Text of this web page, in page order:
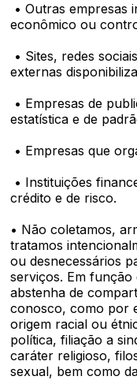
• Outras empresas
econômico ou
• Sites, redes
externas
• Empresas de
estatística e de
• Empresas que
• Instituições
crédito e de risco.
• Não coletamos,
tratamos
ou desnecessários
serviços. Em função
abstenha de
conosco, como por
origem racial ou
política, filiação a
caráter religioso,
sexual, bem como